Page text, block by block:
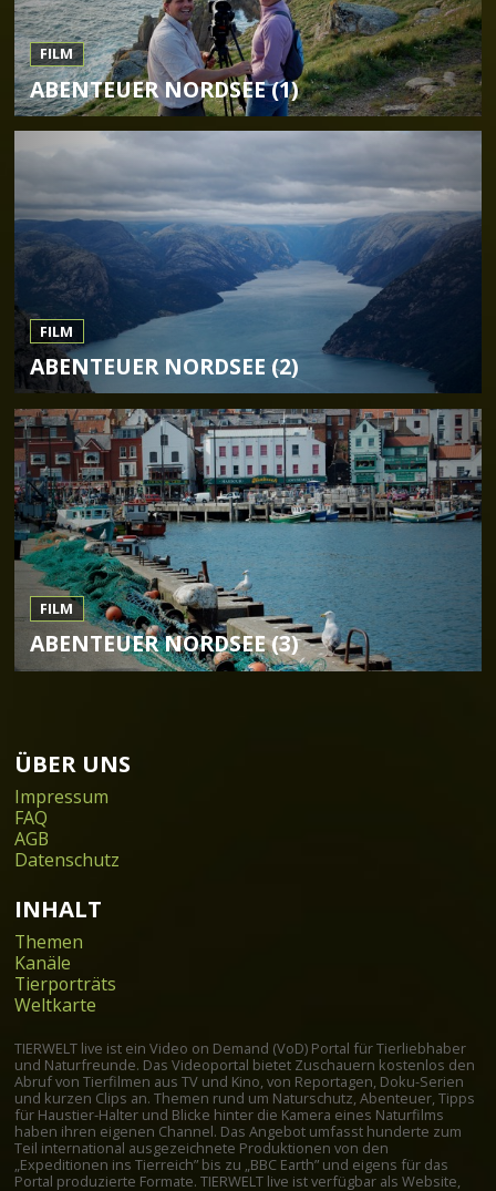
FILM
ABENTEUER NORDSEE (1)
FILM
ABENTEUER NORDSEE (2)
FILM
ABENTEUER NORDSEE (3)
ÜBER UNS
Impressum
FAQ
AGB
Datenschutz
INHALT
Themen
Kanäle
Tierporträts
Weltkarte
TIERWELT live ist ein Video on Demand (VoD) Portal für Tierliebhaber
und Naturfreunde. Das Videoportal bietet Zuschauern kostenlos den
Abruf von Tierfilmen aus TV und Kino, von Reportagen, Doku-Serien
und kurzen Clips an. Themen rund um Naturschutz, Abenteuer, Tipps
für Haustier-Halter und Blicke hinter die Kamera eines Naturfilms
haben ihren eigenen Channel. Das Angebot umfasst hunderte zum
Teil international ausgezeichnete Produktionen von den
„Expeditionen ins Tierreich” bis zu „BBC Earth” und eigens für das
Portal produzierte Formate. TIERWELT live ist verfügbar als Website,